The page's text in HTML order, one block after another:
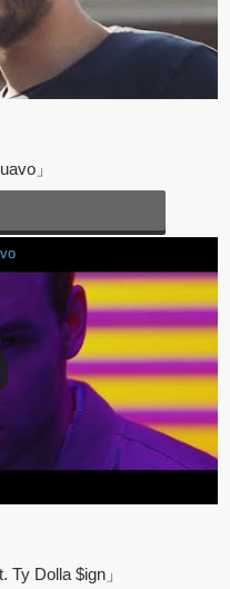
」
Dolla $ign」